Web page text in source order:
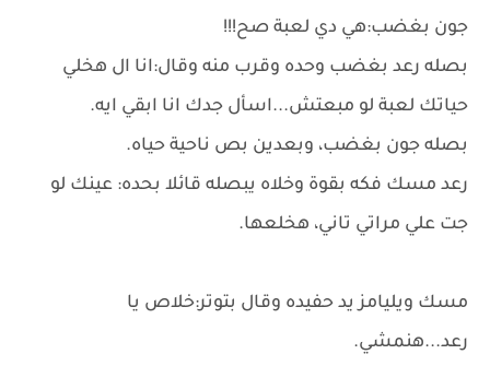
جون بغضب:هي دي لعبة صح!!!
بصله رعد بغضب وحده وقرب منه وقال:انا ال هخلي
حياتك لعبة لو مبعتش...اسأل جدك انا ابقي ايه.
بصله جون بغضب، وبعدين بص ناحية حياه.
رعد مسك فكه بقوة وخلاه يبصله قائلا بحده: عينك لو
جت علي مراتي تاني، هخلعها.
مسك ويليامز يد حفيده وقال بتوتر:خلاص يا
رعد...هنمشي.